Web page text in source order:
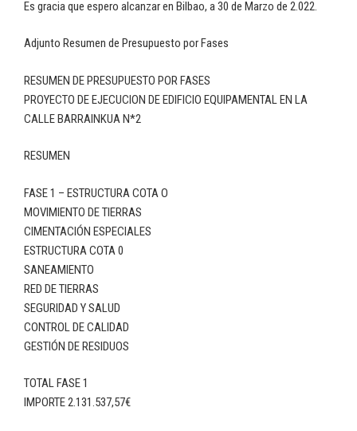
Es gracia que espero alcanzar en Bilbao, a 30 de Marzo de 2.022.
Adjunto Resumen de Presupuesto por Fases
RESUMEN DE PRESUPUESTO POR FASES
PROYECTO DE EJECUCION DE EDIFICIO EQUIPAMENTAL EN LA
CALLE BARRAINKUA N*2
RESUMEN
FASE 1 – ESTRUCTURA COTA O
MOVIMIENTO DE TIERRAS
CIMENTACIÓN ESPECIALES
ESTRUCTURA COTA 0
SANEAMIENTO
RED DE TIERRAS
SEGURIDAD Y SALUD
CONTROL DE CALIDAD
GESTIÓN DE RESIDUOS
TOTAL FASE 1
IMPORTE 2.131.537,57€